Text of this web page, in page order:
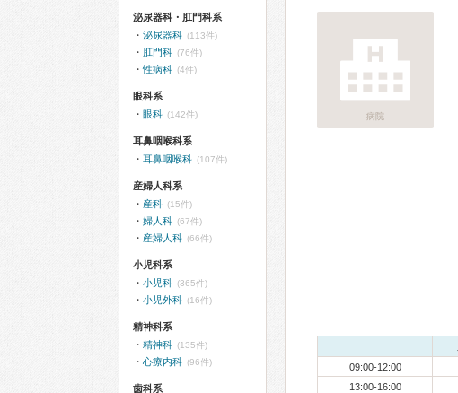
病院
09:00-12:00
13:00-16:00
泌尿器科・肛門科系
泌尿器科 (113件)
肛門科 (76件)
性病科 (4件)
眼科系
眼科 (142件)
耳鼻咽喉科系
耳鼻咽喉科 (107件)
産婦人科系
産科 (15件)
婦人科 (67件)
産婦人科 (66件)
小児科系
小児科 (365件)
小児外科 (16件)
精神科系
精神科 (135件)
心療内科 (96件)
歯科系